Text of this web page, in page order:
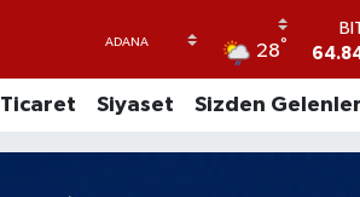
28°
Ticaret Siyaset Sizden Gelenler